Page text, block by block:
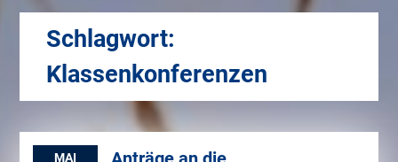
Schlagwort:
Klassenkonferenzen
MAI